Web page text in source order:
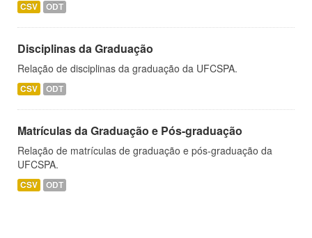
CSV ODT
Disciplinas da Graduação
Relação de disciplinas da graduação da UFCSPA.
CSV ODT
Matrículas da Graduação e Pós-graduação
Relação de matrículas de graduação e pós-graduação da
UFCSPA.
CSV ODT